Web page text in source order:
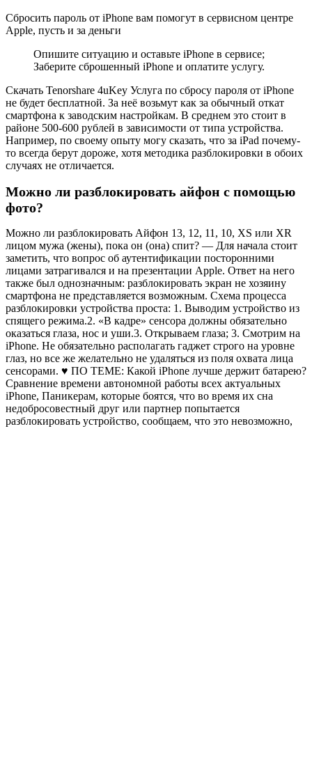
Сбросить пароль от iPhone вам помогут в сервисном центре
Apple, пусть и за деньги
Опишите ситуацию и оставьте iPhone в сервисе;
Заберите сброшенный iPhone и оплатите услугу.
Скачать Tenorshare 4uKey Услуга по сбросу пароля от iPhone
не будет бесплатной. За неё возьмут как за обычный откат
смартфона к заводским настройкам. В среднем это стоит в
районе 500-600 рублей в зависимости от типа устройства.
Например, по своему опыту могу сказать, что за iPad почему-
то всегда берут дороже, хотя методика разблокировки в обоих
случаях не отличается.
Можно ли разблокировать айфон с помощью
фото?
Можно ли разблокировать Айфон 13, 12, 11, 10, XS или XR
лицом мужа (жены), пока он (она) спит? — Для начала стоит
заметить, что вопрос об аутентификации посторонними
лицами затрагивался и на презентации Apple. Ответ на него
также был однозначным: разблокировать экран не хозяину
смартфона не представляется возможным. Схема процесса
разблокировки устройства проста: 1. Выводим устройство из
спящего режима.2. «В кадре» сенсора должны обязательно
оказаться глаза, нос и уши.3. Открываем глаза; 3. Смотрим на
iPhone. Не обязательно располагать гаджет строго на уровне
глаз, но все же желательно не удаляться из поля охвата лица
сенсорами. ♥ ПО ТЕМЕ: Какой iPhone лучше держит батарею?
Сравнение времени автономной работы всех актуальных
iPhone, Паникерам, которые боятся, что во время их сна
недобросовестный друг или партнер попытается
разблокировать устройство, сообщаем, что это невозможно,